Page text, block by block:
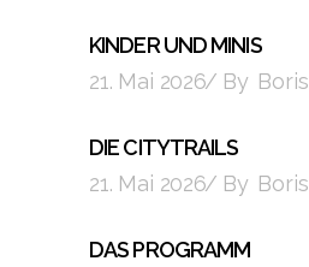
KINDER UND MINIS
21. Mai 2026
By Boris
DIE CITYTRAILS
21. Mai 2026
By Boris
DAS PROGRAMM